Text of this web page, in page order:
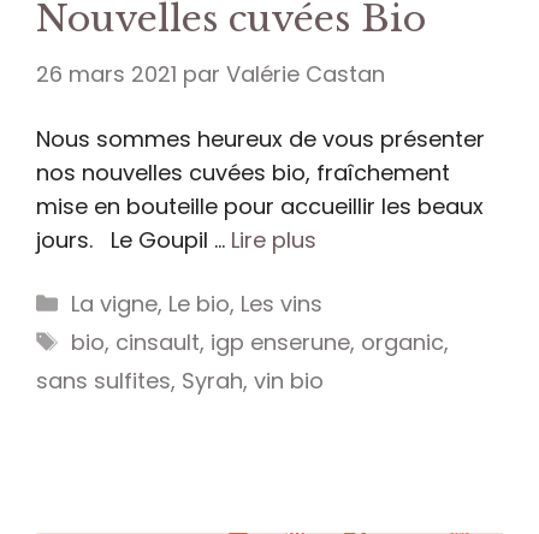
Nouvelles cuvées Bio
26 mars 2021 par Valérie Castan
Nous sommes heureux de vous présenter
nos nouvelles cuvées bio, fraîchement
mise en bouteille pour accueillir les beaux
jours. Le Goupil … Lire plus
Catégories
La vigne, Le bio, Les vins
Étiquettes
bio, cinsault, igp enserune, organic,
sans sulfites, Syrah, vin bio